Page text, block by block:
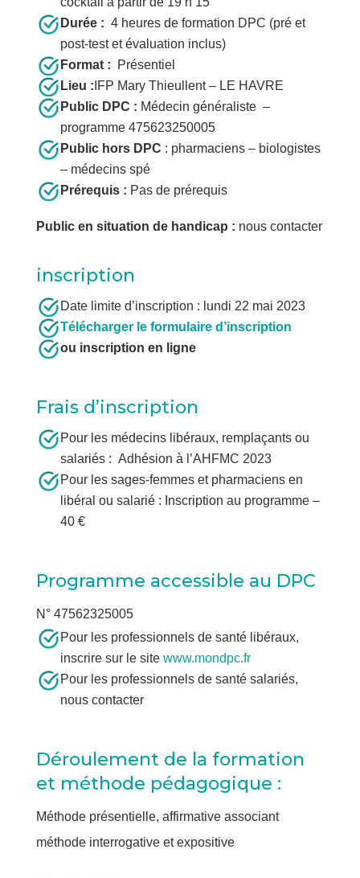
Durée : 4 heures de formation DPC (pré et
post-test et évaluation inclus)
Format : Présentiel
Lieu : IFP Mary Thieullent – LE HAVRE
Public DPC : Médecin généraliste –
programme 475623250005
Public hors DPC : pharmaciens – biologistes
– médecins spé
Prérequis : Pas de prérequis
Public en situation de handicap : nous contacter
inscription
Date limite d’inscription : lundi 22 mai 2023
Télécharger le formulaire d’inscription
ou inscription en ligne
Frais d’inscription
Pour les médecins libéraux, remplaçants ou
salariés : Adhésion à l’AHFMC 2023
Pour les sages-femmes et pharmaciens en
libéral ou salarié : Inscription au programme –
40 €
Programme accessible au DPC
N° 47562325005
Pour les professionnels de santé libéraux,
inscrire sur le site www.mondpc.fr
Pour les professionnels de santé salariés,
nous contacter
Déroulement de la formation
et méthode pédagogique :
Méthode présentielle, affirmative associant
méthode interrogative et expositive